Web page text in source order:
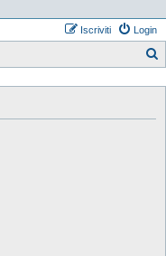
Login
Iscriviti